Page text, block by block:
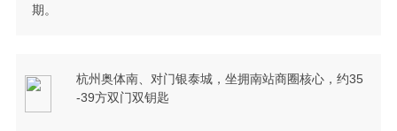
期。
杭州奥体南、对门银泰城，坐拥南站商圈核心，约35
-39方双门双钥匙